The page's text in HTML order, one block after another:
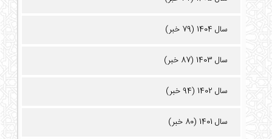
سال 1404 (79 خبر)
سال 1403 (87 خبر)
سال 1402 (94 خبر)
سال 1401 (80 خبر)